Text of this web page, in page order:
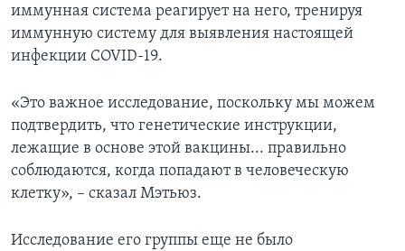
иммунная система реагирует на него, тренируя
иммунную систему для выявления настоящей
инфекции COVID-19.
«Это важное исследование, поскольку мы можем
подтвердить, что генетические инструкции,
лежащие в основе этой вакцины... правильно
соблюдаются, когда попадают в человеческую
клетку», – сказал Мэтьюз.
Исследование его группы еще не было